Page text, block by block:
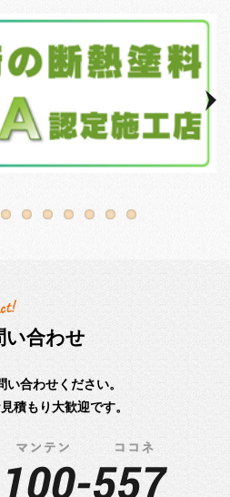
い合わせ
い合わせください。
積もり大歓迎です。